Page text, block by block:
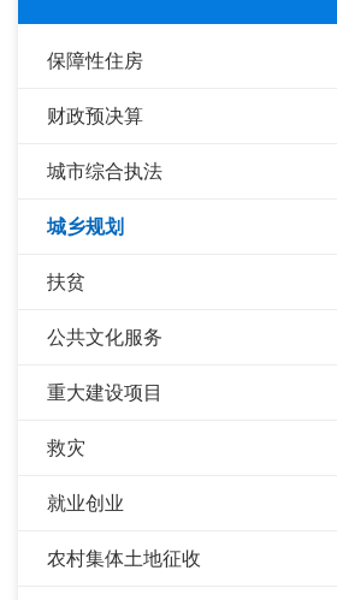
保障性住房
财政预决算
城市综合执法
城乡规划
扶贫
公共文化服务
重大建设项目
救灾
就业创业
农村集体土地征收